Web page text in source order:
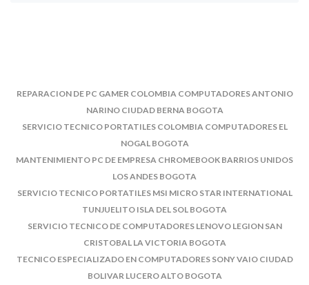
REPARACION DE PC GAMER COLOMBIA COMPUTADORES ANTONIO
NARINO CIUDAD BERNA BOGOTA
SERVICIO TECNICO PORTATILES COLOMBIA COMPUTADORES EL
NOGAL BOGOTA
MANTENIMIENTO PC DE EMPRESA CHROMEBOOK BARRIOS UNIDOS
LOS ANDES BOGOTA
SERVICIO TECNICO PORTATILES MSI MICRO STAR INTERNATIONAL
TUNJUELITO ISLA DEL SOL BOGOTA
SERVICIO TECNICO DE COMPUTADORES LENOVO LEGION SAN
CRISTOBAL LA VICTORIA BOGOTA
TECNICO ESPECIALIZADO EN COMPUTADORES SONY VAIO CIUDAD
BOLIVAR LUCERO ALTO BOGOTA